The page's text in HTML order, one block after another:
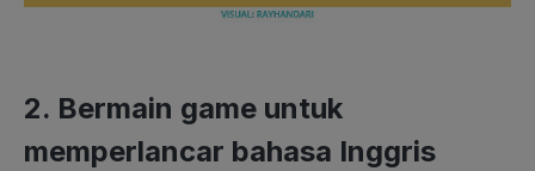
2. Bermain game untuk
memperlancar bahasa Inggris